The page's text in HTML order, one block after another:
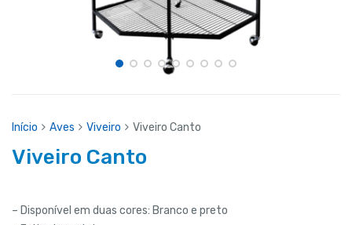
Início Aves Viveiro Viveiro Canto
Viveiro Canto
– Disponível em duas cores: Branco e preto